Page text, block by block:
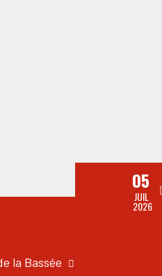
05
JUIL
2026
la Bassée